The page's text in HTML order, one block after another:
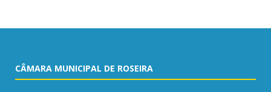
CÂMARA MUNICIPAL DE ROSEIRA